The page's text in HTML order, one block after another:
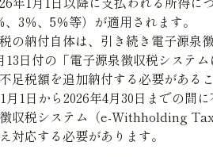
3％、5％等）が適用されます。
の納付自体は、引き続き電子源
13日付の「電子源泉徴収税システ
足税額を追加納付する必要がある
月1日から2026年4月30日までの間
収税システム（e-Withholding
対応する必要があります。